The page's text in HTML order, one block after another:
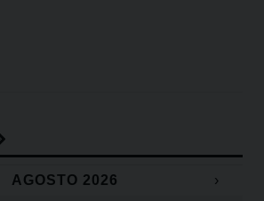
AGOSTO 2026
›